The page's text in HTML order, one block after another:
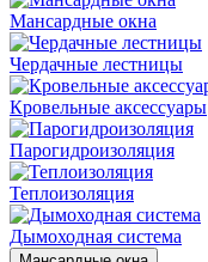
Мансардные окна
Чердачные лестницы
Кровельные аксессуары
Парогидроизоляция
Теплоизоляция
Дымоходная система